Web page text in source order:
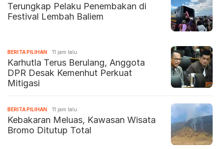
Terungkap Pelaku Penembakan di
Festival Lembah Baliem
BERITA PILIHAN 11 jam lalu
Karhutla Terus Berulang, Anggota
DPR Desak Kemenhut Perkuat
Mitigasi
BERITA PILIHAN 11 jam lalu
Kebakaran Meluas, Kawasan Wisata
Bromo Ditutup Total